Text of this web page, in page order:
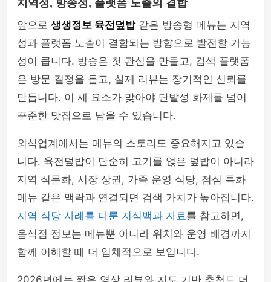
지역성, 방송성, 플랫폼 노출의 결합
앞으로 생생정보 육전덮밥같은 방송형 메뉴는 지역
성과 플랫폼 노출이 결합되는 방향으로 발전할 가능
성이 큽니다. 방송은 첫 관심을 만들고, 검색 플랫폼
은 방문 결정을 돕고, 실제 리뷰는 장기적인 신뢰를
만듭니다. 이 세 요소가 맞아야 단발성 화제를 넘어
꾸준한 맛집으로 남을 수 있습니다.
외식업계에서는 메뉴의 스토리도 중요해지고 있습
니다. 육전덮밥이 단순히 고기를 얹은 덮밥이 아니라
지역 식문화, 시장 상권, 가족 운영 식당, 점심 특화
메뉴 같은 맥락과 연결되면 검색 가치가 높아집니다.
지역 식당 사례를 다룬 지식백과 자료를 참고하면,
음식점 정보는 메뉴뿐 아니라 위치와 운영 배경까지
함께 이해할 때 더 입체적으로 보입니다.
2026년에는 짧은 영상 리뷰와 지도 기반 추천도 더